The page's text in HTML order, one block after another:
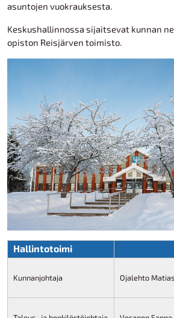
asuntojen vuokrauksesta.
Keskushallinnossa sijaitsevat kunnan
opiston Reisjärven toimisto.
Hallintotoimi
Kunnanjohtaja Ojalehto Matias